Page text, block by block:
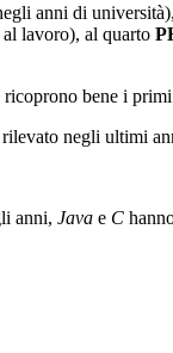
anni di
al lavoro), al quarto
bene i
negli ultimi
anni, Java e C